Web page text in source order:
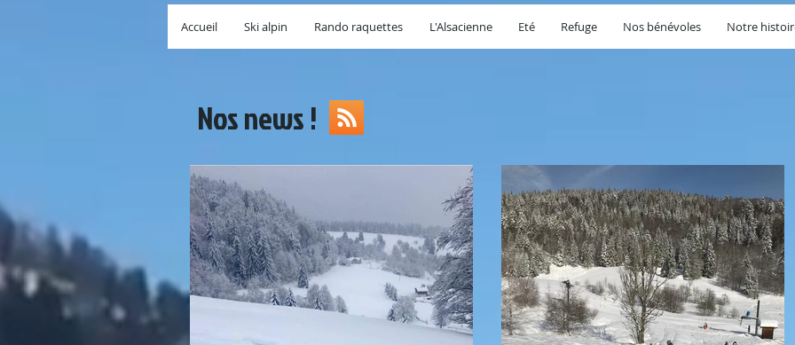
Accueil Ski alpin Rando raquettes L'Alsacienne Eté Refuge Nos bénévoles Notre
Nos news !